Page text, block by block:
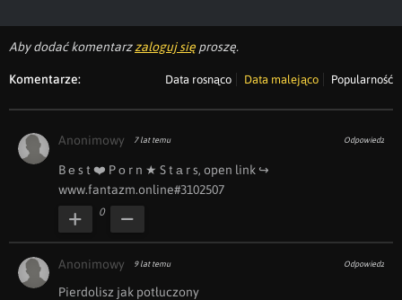
Aby dodać komentarzzaloguj się proszę.
Komentarze: Data rosnąco Data malejąco Popularność
Anonimowy 7 lat temu Odpowiedz
B ︀е ︀s ︀t ︀❤️ ︀P ︀о ︀r ︀n ︀★ ︀S ︀t ︀а ︀r ︀s, ︀open ︀link ︀↪
www.f︀a︀n︀t︀a︀z︀m︀.︀o︀n︀l︀i︀n︀e︀#︀3102507
0
Anonimowy 9 lat temu Odpowiedz
Pierdolisz jak potłuczony